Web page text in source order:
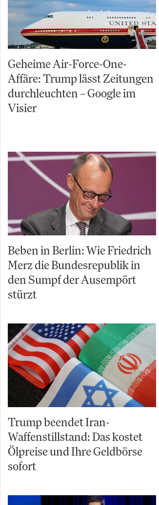
Geheime Air-Force-One-
Affäre: Trump lässt Zeitungen
durchleuchten – Google im
Visier
Beben in Berlin: Wie Friedrich
Merz die Bundesrepublik in
den Sumpf der Ausempört
stürzt
Trump beendet Iran-
Waffenstillstand: Das kostet
Ölpreise und Ihre Geldbörse
sofort